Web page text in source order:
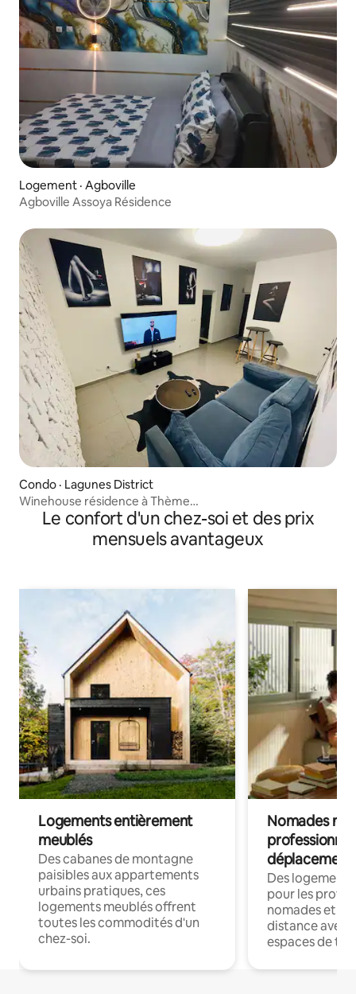
Logement · Agboville
Agboville Assoya Résidence
Condo · Lagunes District
Winehouse résidence à Thème…
Le confort d'un chez-soi et des prix
mensuels avantageux
Logements entièrement
meublés
Des cabanes de montagne
paisibles aux appartements
urbains pratiques, ces
logements meublés offrent
toutes les commodités d'un
chez-soi.
Nomades
déplacement
Des
pour les
nomades et
distance avec
espaces de